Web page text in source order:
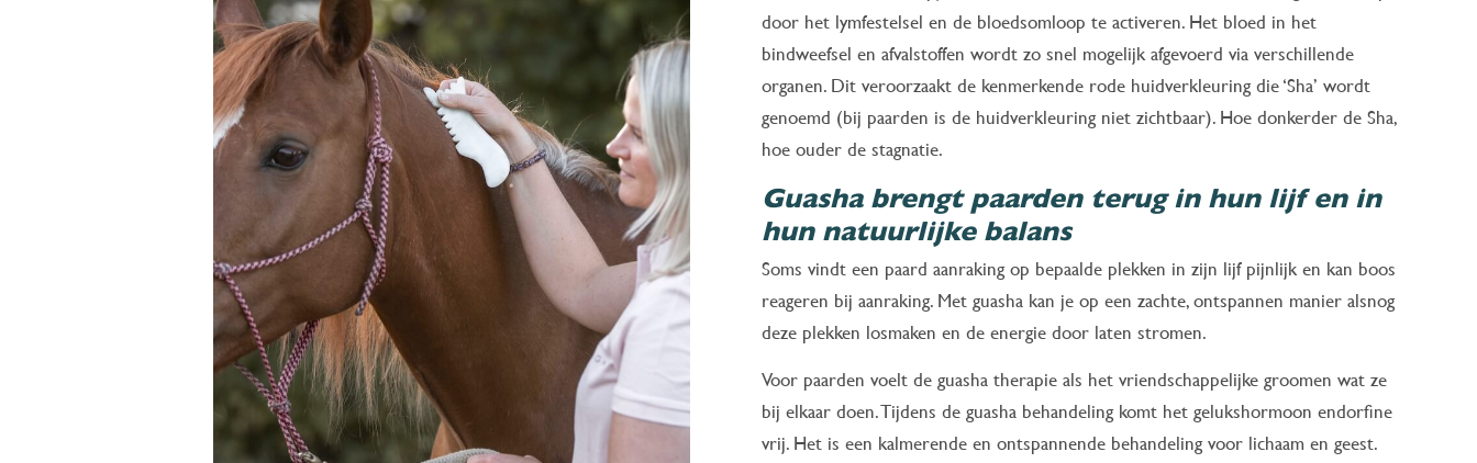
door het lymfestelsel en de bloedsomloop te activeren. Het bloed in het
bindweefsel en afvalstoffen wordt zo snel mogelijk afgevoerd via verschillende
organen. Dit veroorzaakt de kenmerkende rode huidverkleuring die ‘Sha’ wordt
genoemd (bij paarden is de huidverkleuring niet zichtbaar). Hoe donkerder de Sha,
hoe ouder de stagnatie.
Guasha brengt paarden terug in hun lijf en in
hun natuurlijke balans
Soms vindt een paard aanraking op bepaalde plekken in zijn lijf pijnlijk en kan boos
reageren bij aanraking. Met guasha kan je op een zachte, ontspannen manier alsnog
deze plekken losmaken en de energie door laten stromen.
Voor paarden voelt de guasha therapie als het vriendschappelijke groomen wat ze
bij elkaar doen. Tijdens de guasha behandeling komt het gelukshormoon endorfine
vrij. Het is een kalmerende en ontspannende behandeling voor lichaam en geest.